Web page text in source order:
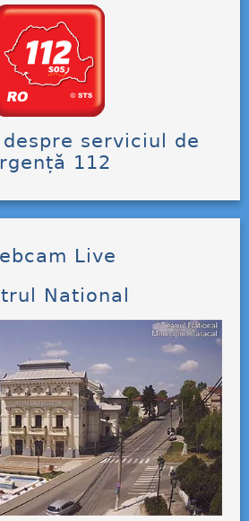
serviciul de
112
Live
National